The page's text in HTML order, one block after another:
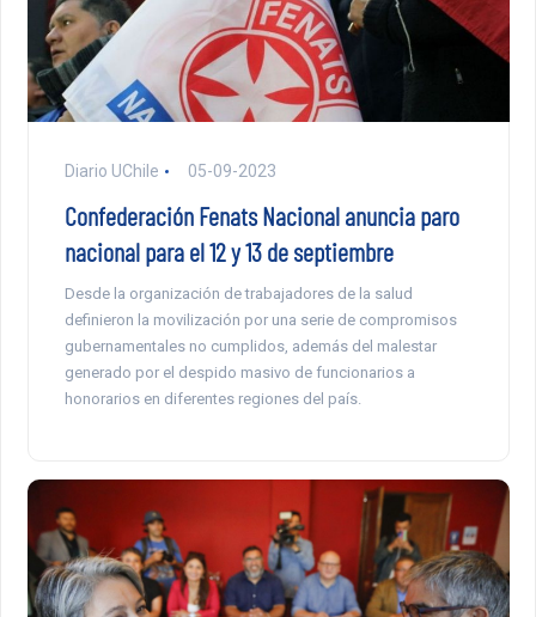
Diario UChile 05-09-2023
Confederación Fenats Nacional anuncia paro
nacional para el 12 y 13 de septiembre
Desde la organización de trabajadores de la salud
definieron la movilización por una serie de compromisos
gubernamentales no cumplidos, además del malestar
generado por el despido masivo de funcionarios a
honorarios en diferentes regiones del país.